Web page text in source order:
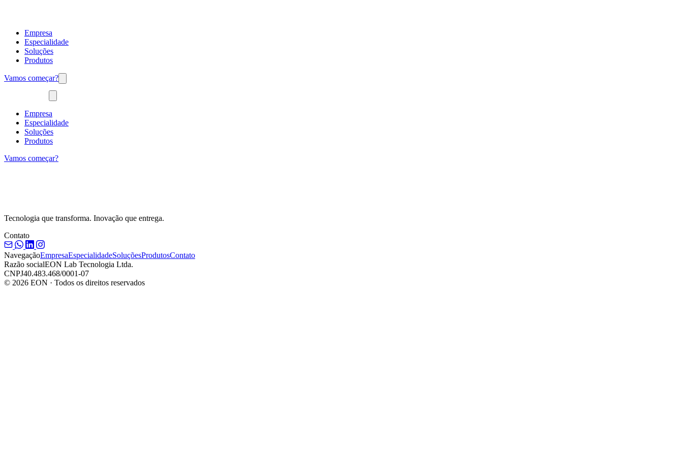
Empresa
Especialidade
Soluções
Produtos
Vamos começar?
Empresa
Especialidade
Soluções
Produtos
Vamos começar?
Tecnologia que transforma. Inovação que entrega.
Contato
NavegaçãoEmpresaEspecialidadeSoluçõesProdutosContato
Razão socialEON Lab Tecnologia Ltda.
CNPJ40.483.468/0001-07
© 2026 EON · Todos os direitos reservados